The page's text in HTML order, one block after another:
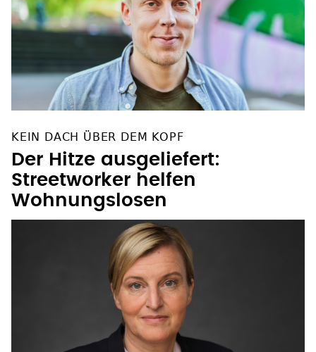
KEIN DACH ÜBER DEM KOPF
Der Hitze ausgeliefert:
Streetworker helfen
Wohnungslosen